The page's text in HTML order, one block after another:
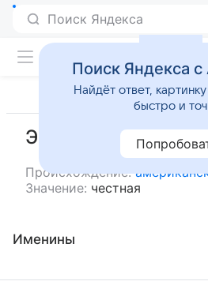
Поиск Яндекса
Эрсилия
Происхождение:
Значение: честная
Именины
Поиск Яндекса с
Найдёт ответ,
быстро и